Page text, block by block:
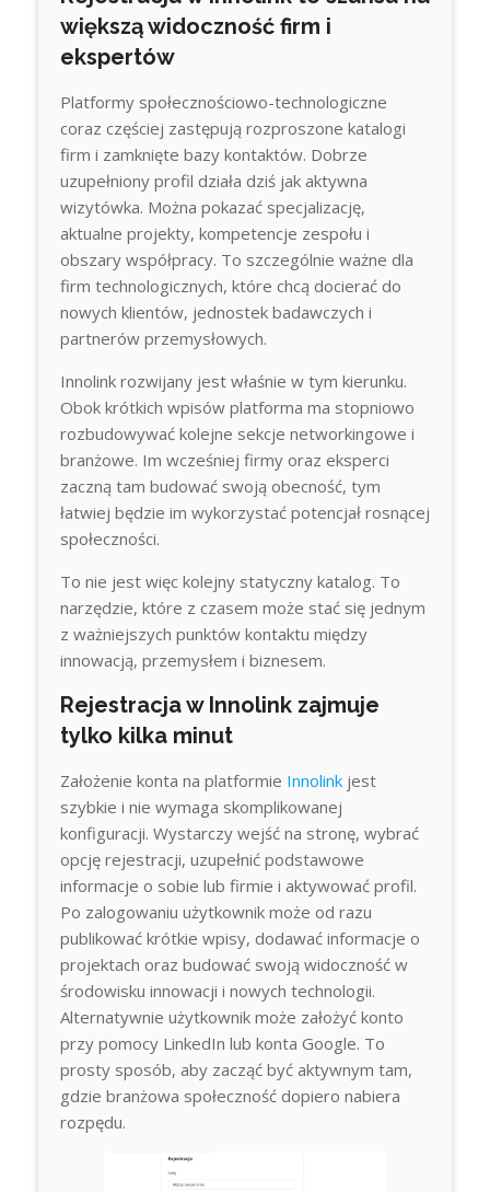
większą widoczność firm i
ekspertów
Platformy społecznościowo-technologiczne
coraz częściej zastępują rozproszone katalogi
firm i zamknięte bazy kontaktów. Dobrze
uzupełniony profil działa dziś jak aktywna
wizytówka. Można pokazać specjalizację,
aktualne projekty, kompetencje zespołu i
obszary współpracy. To szczególnie ważne dla
firm technologicznych, które chcą docierać do
nowych klientów, jednostek badawczych i
partnerów przemysłowych.
Innolink rozwijany jest właśnie w tym kierunku.
Obok krótkich wpisów platforma ma stopniowo
rozbudowywać kolejne sekcje networkingowe i
branżowe. Im wcześniej firmy oraz eksperci
zaczną tam budować swoją obecność, tym
łatwiej będzie im wykorzystać potencjał rosnącej
społeczności.
To nie jest więc kolejny statyczny katalog. To
narzędzie, które z czasem może stać się jednym
z ważniejszych punktów kontaktu między
innowacją, przemysłem i biznesem.
Rejestracja w Innolink zajmuje
tylko kilka minut
Założenie konta na platformie Innolink jest
szybkie i nie wymaga skomplikowanej
konfiguracji. Wystarczy wejść na stronę, wybrać
opcję rejestracji, uzupełnić podstawowe
informacje o sobie lub firmie i aktywować profil.
Po zalogowaniu użytkownik może od razu
publikować krótkie wpisy, dodawać informacje o
projektach oraz budować swoją widoczność w
środowisku innowacji i nowych technologii.
Alternatywnie użytkownik może założyć konto
przy pomocy LinkedIn lub konta Google. To
prosty sposób, aby zacząć być aktywnym tam,
gdzie branżowa społeczność dopiero nabiera
rozpędu.